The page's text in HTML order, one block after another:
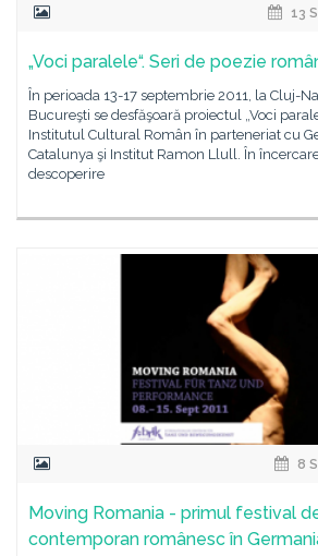
13
„Voci paralele“. Seri de poezie
În perioada 13-17 septembrie 2011, la Cluj-
Bucureşti se desfăşoară proiectul „Voci
Institutul Cultural Român în parteneriat cu
Catalunya şi Institut Ramon Llull. În
descoperire
8
Moving Romania - primul festival
contemporan românesc în